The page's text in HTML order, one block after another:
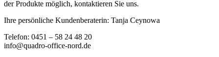
der Produkte möglich, kontaktieren Sie uns.
Ihre persönliche Kundenberaterin: Tanja Ceynowa
Telefon: 0451 – 58 24 48 20
info@quadro-office-nord.de